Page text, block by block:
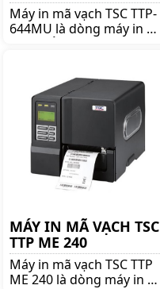
Máy in mã vạch TSC TTP-
644MU là dòng máy in mã
644MU lên ngay
shoppos.vn để nhận được
nhiều ưu đãi và giá tốt!!
MÁY IN MÃ VẠCH TSC
TTP ME 240
Máy in mã vạch TSC TTP
ME 240 là dòng máy in mã